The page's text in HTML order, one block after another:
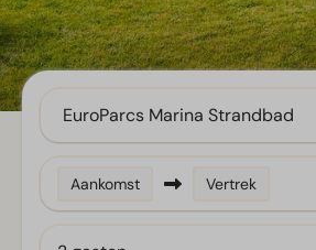
EuroParcs Marina Strandbad
Aankomst Vertrek